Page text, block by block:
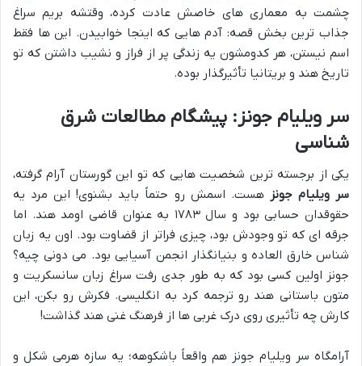
چشمت به معماری های خاصش عادت کرده، وقتشه بریم سراغ
جذاب ترین بخش قصه: آدم هایی که اینجا خوابیدن. این ها فقط
اسم نیستن، هر کدومشون یه زندگی پر از فراز و نشیب داشتن که تو
تاریخ هند و بریتانیا تأثیرگذار بوده.
سر ویلیام جونز: پیشگام مطالعات شرق
شناسی
یکی از برجسته ترین شخصیت هایی که تو این گورستان آرام گرفته،
سر ویلیام جونز هست. اسمش رو حتماً باید بشنوی! این مرد یه
حقوقدان حسابی بود و سال ۱۷۸۳ به عنوان قاضی اومد هند. اما
جرقه ای که تو وجودش بود، چیزی فراتر از قضاوت بود. اون یه زبان
شناس خارق العاده و بنیانگذار انجمن آسیایی بود. می دونی چیه؟
جونز اولین کسی بود که به طور جدی رفت سراغ زبان سانسکریت و
متون باستانی هند رو ترجمه کرد به انگلیسی. فکرش رو بکن، این
کارش چه تأثیری روی درک غربی ها از فرهنگ غنی هند گذاشت!
آرامگاه سر ویلیام جونز هم واقعاً باشکوهه؛ یه سازه هرمی شکل و